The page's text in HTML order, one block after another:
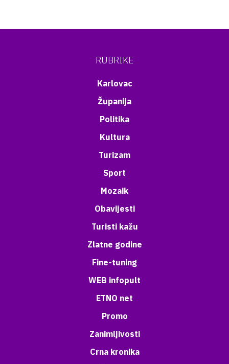
RUBRIKE
Karlovac
Županija
Politika
Kultura
Turizam
Sport
Mozaik
Obavijesti
Turisti kažu
Zlatne godine
Fine-tuning
WEB infopult
ETNO net
Promo
Zanimljivosti
Crna kronika